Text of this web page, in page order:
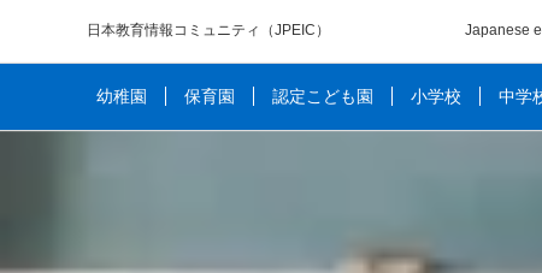
日本教育情報コミュニティ （JPEIC） Japanese
幼稚園 保育園 認定こども園 小学校 中学